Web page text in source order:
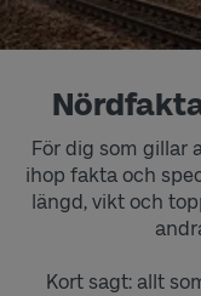
För dig som gillar
ihop fakta och
längd, vikt och
Kort sagt: allt